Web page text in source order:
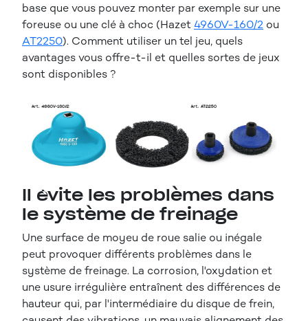
base que vous pouvez monter par exemple sur une
foreuse ou une clé à choc (Hazet 4960V-160/2 ou
AT2250). Comment utiliser un tel jeu, quels
avantages vous offre-t-il et quelles sortes de jeux
sont disponibles ?
Il évite les problèmes dans
le système de freinage
Une surface de moyeu de roue salie ou inégale
peut provoquer différents problèmes dans le
système de freinage. La corrosion, l'oxydation et
une usure irrégulière entraînent des différences de
hauteur qui, par l'intermédiaire du disque de frein,